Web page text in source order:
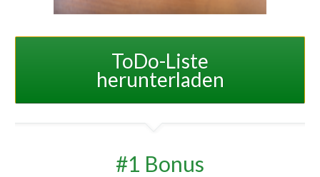
ToDo-Liste
herunterladen
#1 Bonus